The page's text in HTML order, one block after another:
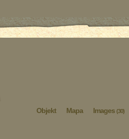
Objekt Mapa Images (30)